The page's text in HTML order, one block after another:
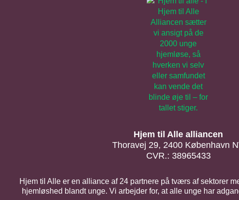
Hjem til Alle alliancen
Thoravej 29, 2400 København
CVR.: 38965433
Hjem til Alle er en alliance af 24 partnere på tværs af sektorer
hjemløshed blandt unge. Vi arbejder for, at alle unge har